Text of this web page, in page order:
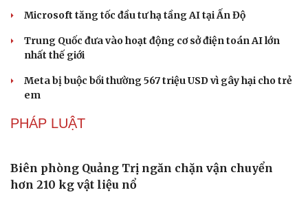
Văn hóa
Sân khấu - Điện ảnh
Âm nhạc
Giải trí
Microsoft tăng tốc đầu tư hạ tầng AI tại Ấn Độ
Trung Quốc đưa vào hoạt động cơ sở điện toán AI lớn
nhất thế giới
Meta bị buộc bồi thường 567 triệu USD vì gây hại cho trẻ
em
PHÁP LUẬT
Biên phòng Quảng Trị ngăn chặn vận chuyển
hơn 210 kg vật liệu nổ